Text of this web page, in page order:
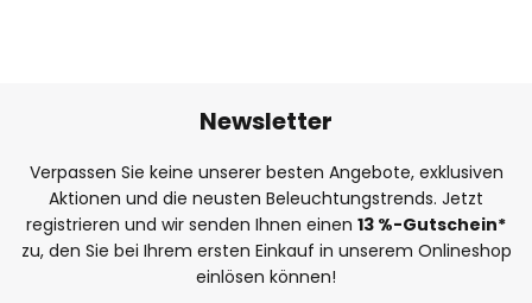
Newsletter
Verpassen Sie keine unserer besten Angebote, exklusiven
Aktionen und die neusten Beleuchtungstrends. Jetzt
registrieren und wir senden Ihnen einen 13 %-Gutschein*
zu, den Sie bei Ihrem ersten Einkauf in unserem Onlineshop
einlösen können!